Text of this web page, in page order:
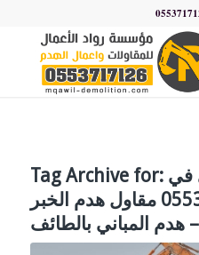
Tag Archive for: في
الطائف 0553717126 مقاول هدم الخبر
هدم المباني بالطائف